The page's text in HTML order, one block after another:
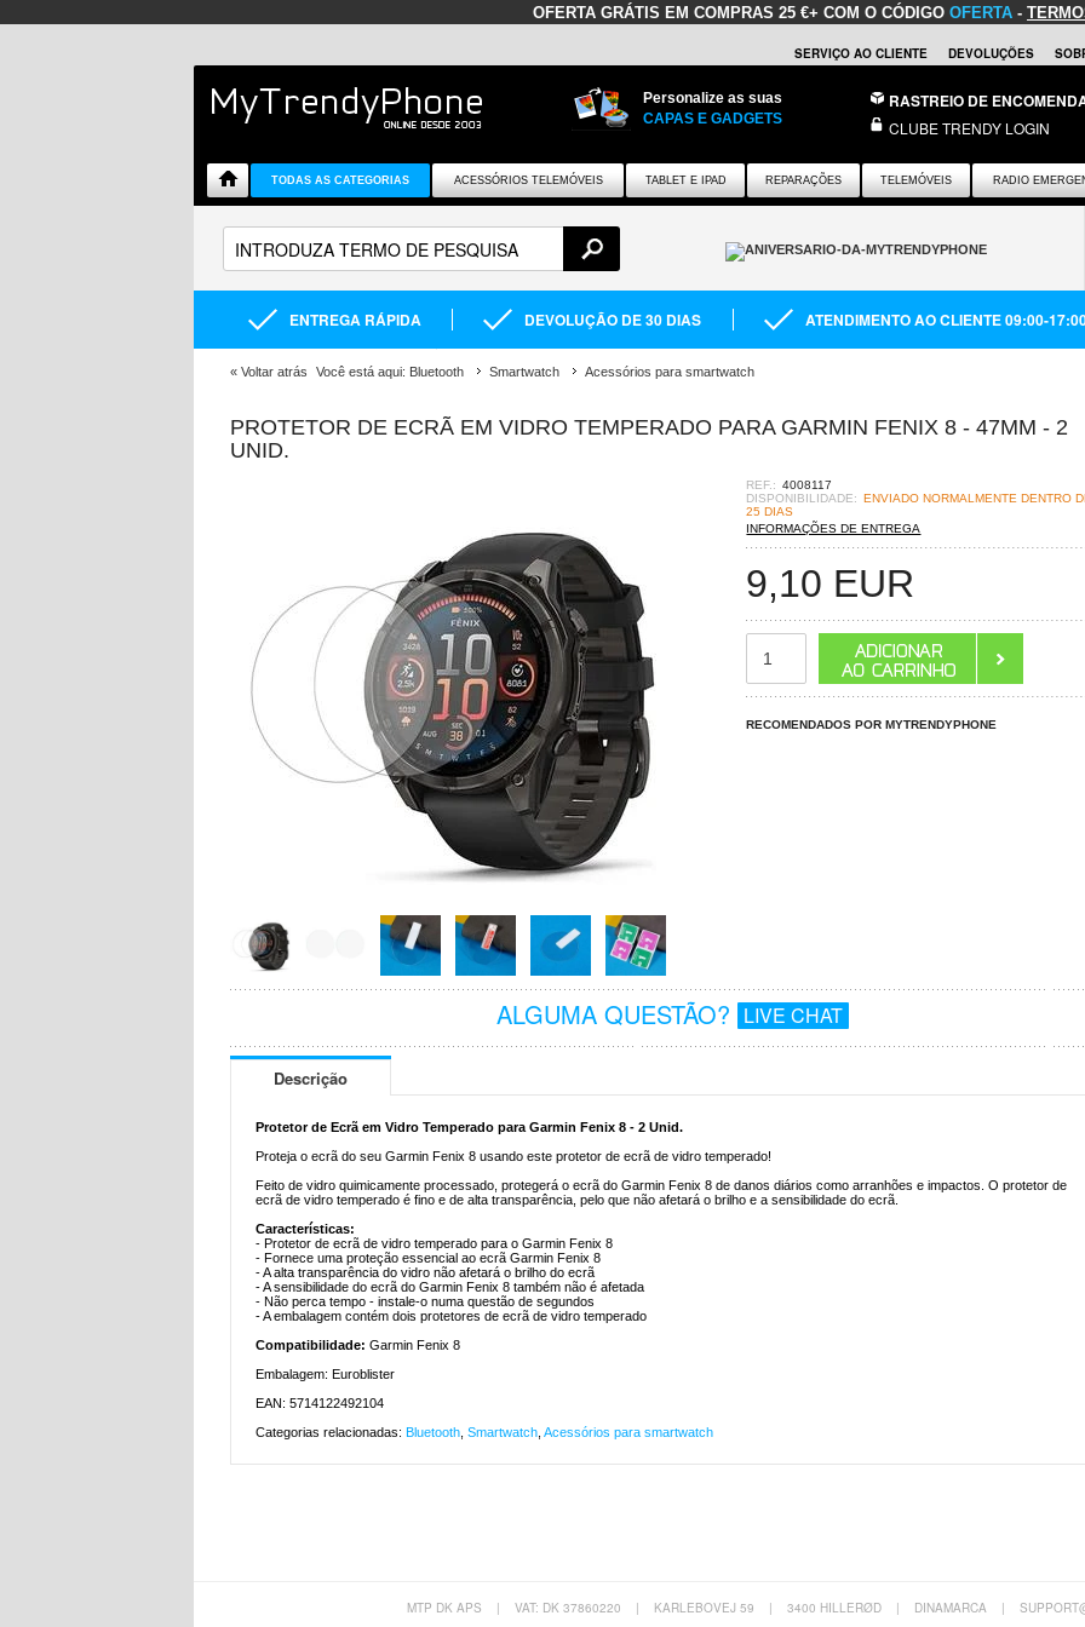
OFERTA GRÁTIS EM COMPRAS 25 €+ COM O CÓDIGO OFERTA -
SERVIÇO AO CLIENTE DEVOLUÇÕES
Personalize as suas
CAPAS E GADGETS
RASTREIO DE
CLUBE TRENDY LOGIN
TODAS AS CATEGORIAS ACESSÓRIOS TELEMÓVEIS TABLET E IPAD REPARAÇÕES TELEMÓVEIS RADIO
ENTREGA RÁPIDA DEVOLUÇÃO DE 30 DIAS ATENDIMENTO AO CLIENTE 09:00-
« Voltar atrás Você está aqui: Bluetooth Smartwatch Acessórios para smartwatch
PROTETOR DE ECRÃ EM VIDRO TEMPERADO PARA GARMIN FENIX 8 - 47MM - 2
UNID.
REF.: 4008117
DISPONIBILIDADE: ENVIADO NORMALMENTE DENTRO
25 DIAS
INFORMAÇÕES DE ENTREGA
9,10 EUR
RECOMENDADOS POR MYTRENDYPHONE
ALGUMA QUESTÃO? LIVE CHAT
Descrição
Protetor de Ecrã em Vidro Temperado para Garmin Fenix 8 - 2 Unid.
Proteja o ecrã do seu Garmin Fenix 8 usando este protetor de ecrã de vidro temperado!
Feito de vidro quimicamente processado, protegerá o ecrã do Garmin Fenix 8 de danos diários como arranhões e impactos. O protetor de
ecrã de vidro temperado é fino e de alta transparência, pelo que não afetará o brilho e a sensibilidade do ecrã.
Características:
- Protetor de ecrã de vidro temperado para o Garmin Fenix 8
- Fornece uma proteção essencial ao ecrã Garmin Fenix 8
- A alta transparência do vidro não afetará o brilho do ecrã
- A sensibilidade do ecrã do Garmin Fenix 8 também não é afetada
- Não perca tempo - instale-o numa questão de segundos
- A embalagem contém dois protetores de ecrã de vidro temperado
Compatibilidade: Garmin Fenix 8
Embalagem: Euroblister
EAN: 5714122492104
Categorias relacionadas: Bluetooth Smartwatch Acessórios para smartwatch
MTP DK APS | VAT: DK 37860220 | KARLEBOVEJ 59 | 3400 HILLERØD | DINAMARCA |